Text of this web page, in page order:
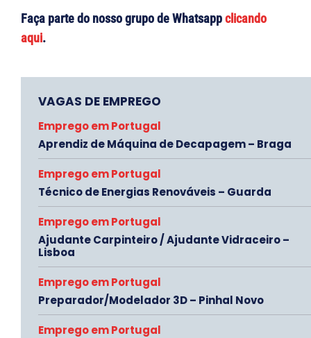
Faça parte do nosso grupo de Whatsappclicando
aqui.
VAGAS DE EMPREGO
Emprego em Portugal
Aprendiz de Máquina de Decapagem – Braga
Emprego em Portugal
Técnico de Energias Renováveis – Guarda
Emprego em Portugal
Ajudante Carpinteiro / Ajudante Vidraceiro –
Lisboa
Emprego em Portugal
Preparador/Modelador 3D – Pinhal Novo
Emprego em Portugal